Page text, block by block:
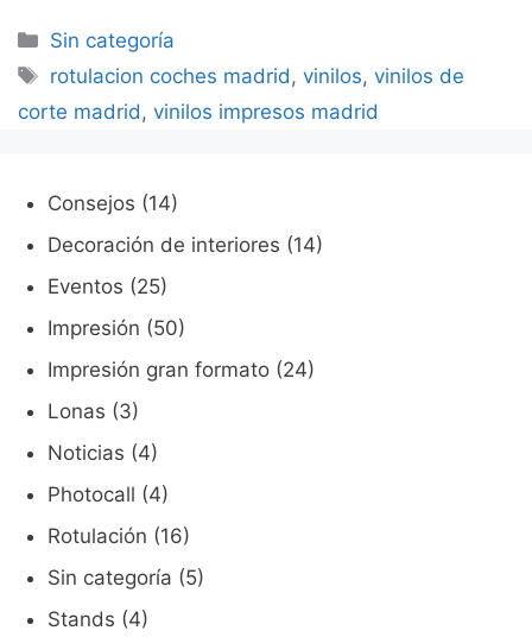
Categorías
Sin categoría
Etiquetas
rotulacion coches madrid ,vinilos,vinilos de
corte madrid , vinilos impresos madrid
Consejos (14)
Decoración de interiores (14)
Eventos (25)
Impresión (50)
Impresión gran formato (24)
Lonas (3)
Noticias (4)
Photocall (4)
Rotulación (16)
Sin categoría (5)
Stands (4)